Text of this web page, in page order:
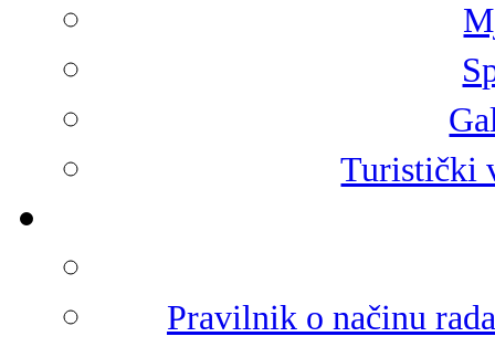
Turistički
Pravilnik o načinu